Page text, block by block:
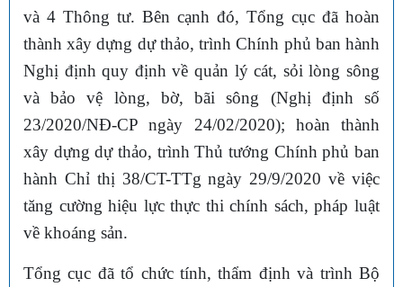
và 4 Thông tư. Bên cạnh đó, Tổng cục đã hoàn
thành xây dựng dự thảo, trình Chính phủ ban hành
Nghị định quy định về quản lý cát, sỏi lòng sông
và bảo vệ lòng, bờ, bãi sông (Nghị định số
23/2020/NĐ-CP ngày 24/02/2020); hoàn thành
xây dựng dự thảo, trình Thủ tướng Chính phủ ban
hành Chỉ thị 38/CT-TTg ngày 29/9/2020 về việc
tăng cường hiệu lực thực thi chính sách, pháp luật
về khoáng sản.
Tổng cục đã tổ chức tính, thẩm định và trình Bộ